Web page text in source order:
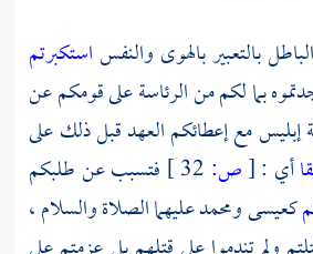
بالتعبير بالهوى والنفساستكبرتم
بما لكم من الرئاسة على قومكم عن
إبليس مع إعطائكم العهد قبل ذلك على
أي :[ص:
فتسبب عن طلبكم
كعيسىومحمدعليهما الصلاة والسلام ،